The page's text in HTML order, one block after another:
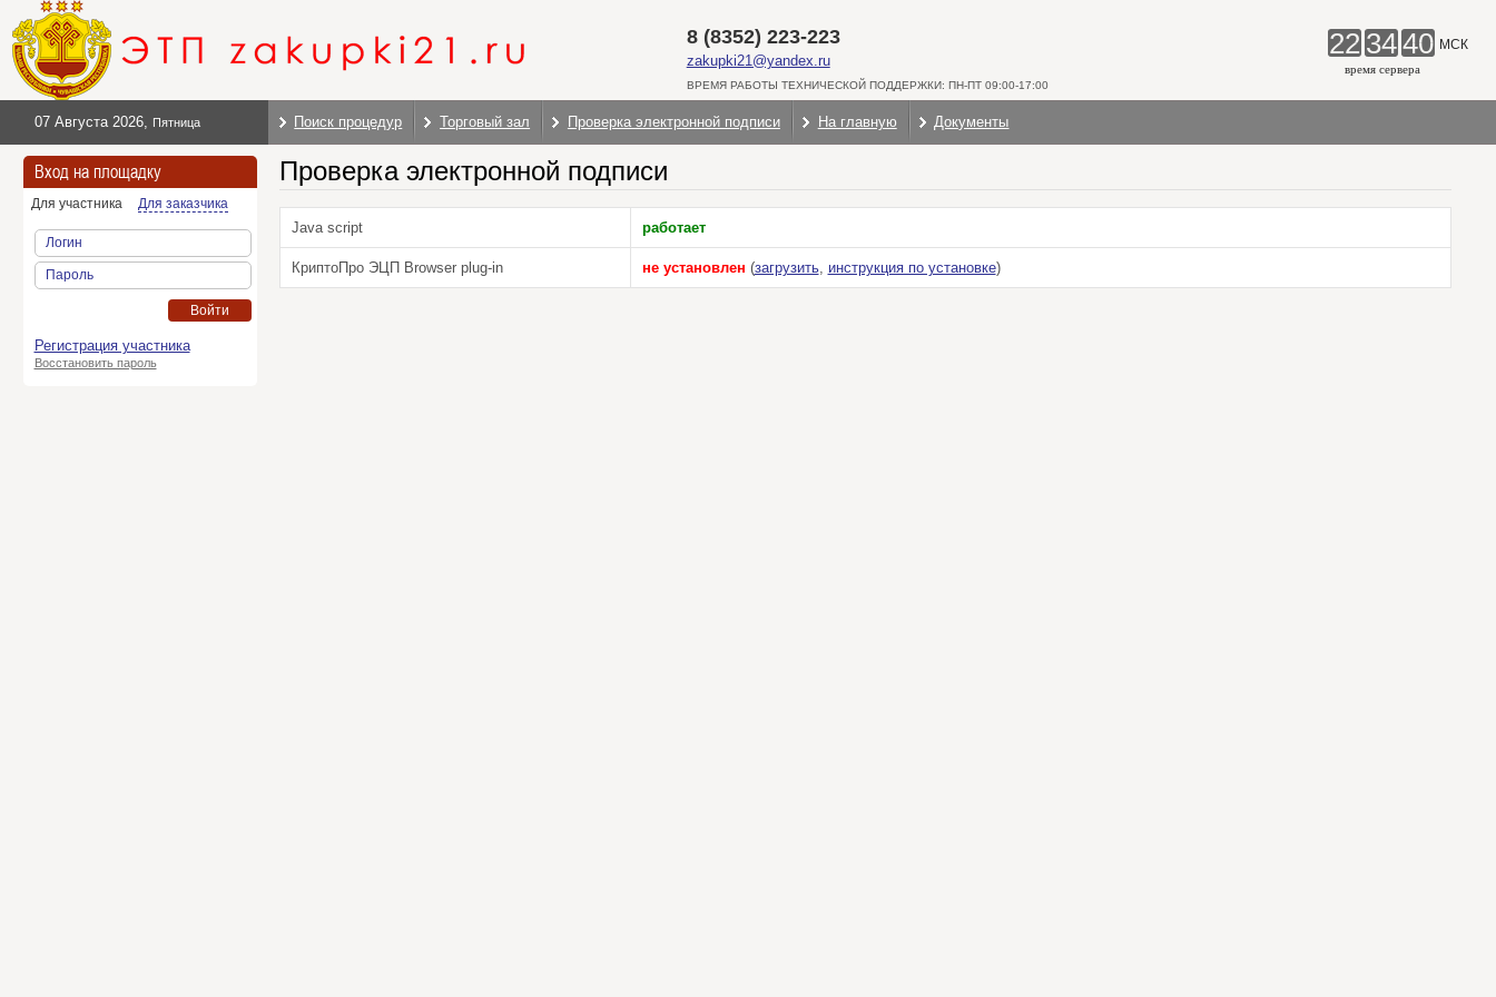
8 (8352) 223-223
zakupki21@yandex.ru
ВРЕМЯ РАБОТЫ ТЕХНИЧЕСКОЙ ПОДДЕРЖКИ: ПН-ПТ 09:00-17:00
22 3441 МСК
время сервера
07 Августа 2026, Пятница Поиск процедур Торговый зал Проверка электронной подписи На главную Документы
Вход на площадку
Для участника Для заказчика
Логин
Пароль
Войти
Регистрация участника
Восстановить пароль
Проверка электронной подписи
Java script работает
КриптоПро ЭЦП Browser plug-in не установлен (загрузить, инструкция по установке)